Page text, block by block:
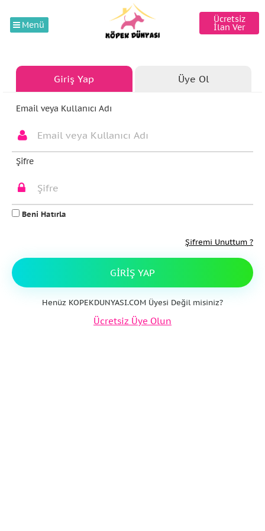
Menü
Ücretsiz
İlan Ver
Giriş Yap Üye Ol
Email veya Kullanıcı Adı
Şifre
Beni Hatırla
Şifremi Unuttum ?
GIRIŞ YAP
Henüz KOPEKDUNYASI.COM Üyesi Değil misiniz?
Ücretsiz Üye Olun